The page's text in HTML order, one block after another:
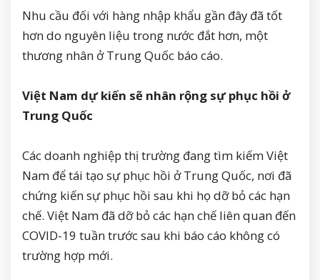
Nhu cầu đối với hàng nhập khẩu gần đây đã tốt
hơn do nguyên liệu trong nước đắt hơn, một
thương nhân ở Trung Quốc báo cáo.
Việt Nam dự kiến sẽ nhân rộng sự phục hồi ở
Trung Quốc
Các doanh nghiệp thị trường đang tìm kiếm Việt
Nam để tái tạo sự phục hồi ở Trung Quốc, nơi đã
chứng kiến sự phục hồi sau khi họ dỡ bỏ các hạn
chế. Việt Nam đã dỡ bỏ các hạn chế liên quan đến
COVID-19 tuần trước sau khi báo cáo không có
trường hợp mới.